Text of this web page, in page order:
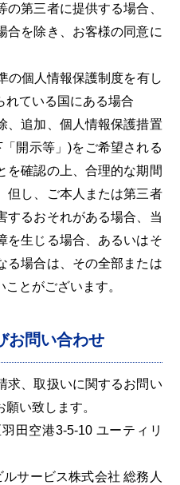
第三者に提供する場合、
合を除き、お客様の同意に
の個人情報保護制度を有し
れている国にある場合
、追加、個人情報保護措置
開示等」)をご希望される
を確認の上、合理的な期間
但し、ご本人または第三者
するおそれがある場合、当
を生じる場合、あるいはそ
る場合は、その全部または
とがございます。
お問い合わせ
求、取扱いに関するお問い
い致します。
田空港3-5-10 ユーティリ
ス株式会社 総務人